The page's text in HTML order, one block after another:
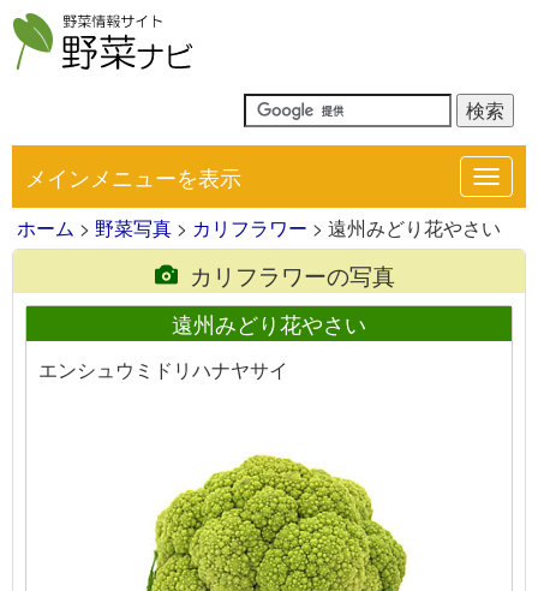
メインメニューを表示
ホーム > 野菜写真 > カリフラワー > 遠州みどり花やさい
カリフラワーの写真
遠州みどり花やさい
エンシュウミドリハナヤサイ